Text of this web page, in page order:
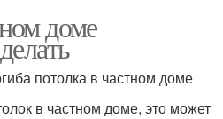
доме
потолка в частном доме
в частном доме, это может